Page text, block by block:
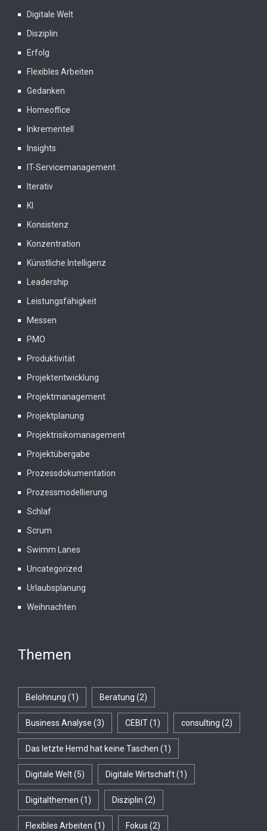
Digitale Welt
Disziplin
Erfolg
Flexibles Arbeiten
Gedanken
Homeoffice
Inkrementell
Insights
IT-Servicemanagement
Iterativ
KI
Konsistenz
Konzentration
Künstliche Intelligenz
Leadership
Leistungsfähigkeit
Messen
PMO
Produktivität
Projektentwicklung
Projektmanagement
Projektplanung
Projektrisikomanagement
Projektübergabe
Prozessdokumentation
Prozessmodellierung
Schlaf
Scrum
Swimm Lanes
Uncategorized
Urlaubsplanung
Weihnachten
Themen
Belohnung (1) Beratung (2)
Business Analyse (3) CEBIT(1) consulting (2)
Das letzte Hemd hat keine Taschen (1)
Digitale Welt(5) Digitale Wirtschaft(1)
Digitalthemen (1) Disziplin (2)
Flexibles Arbeiten (1) Fokus (2)